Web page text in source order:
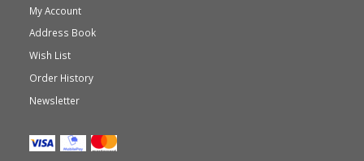
My Account
Address Book
Wish List
Order History
Newsletter